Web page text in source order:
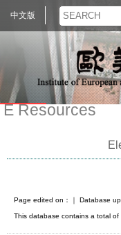
中文版
E Resources
Page edited on： ｜ Database
This database contains a total